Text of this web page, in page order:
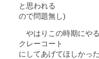
と思われる
ので問題無し)
やはりこの時期にや
クレーコート
にしてあげてほしかっ